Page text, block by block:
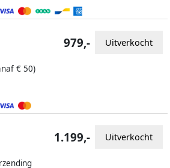
€ 50)
979,- Uitverkocht
1.199,- Uitverkocht